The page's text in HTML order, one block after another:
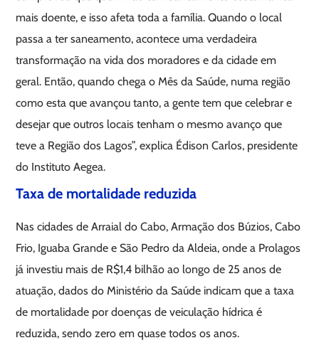
mais doente, e isso afeta toda a família. Quando o local
passa a ter saneamento, acontece uma verdadeira
transformação na vida dos moradores e da cidade em
geral. Então, quando chega o Mês da Saúde, numa região
como esta que avançou tanto, a gente tem que celebrar e
desejar que outros locais tenham o mesmo avanço que
teve a Região dos Lagos”, explica Édison Carlos, presidente
do Instituto Aegea.
Taxa de mortalidade reduzida
Nas cidades de Arraial do Cabo, Armação dos Búzios, Cabo
Frio, Iguaba Grande e São Pedro da Aldeia, onde a Prolagos
já investiu mais de R$1,4 bilhão ao longo de 25 anos de
atuação, dados do Ministério da Saúde indicam que a taxa
de mortalidade por doenças de veiculação hídrica é
reduzida, sendo zero em quase todos os anos.